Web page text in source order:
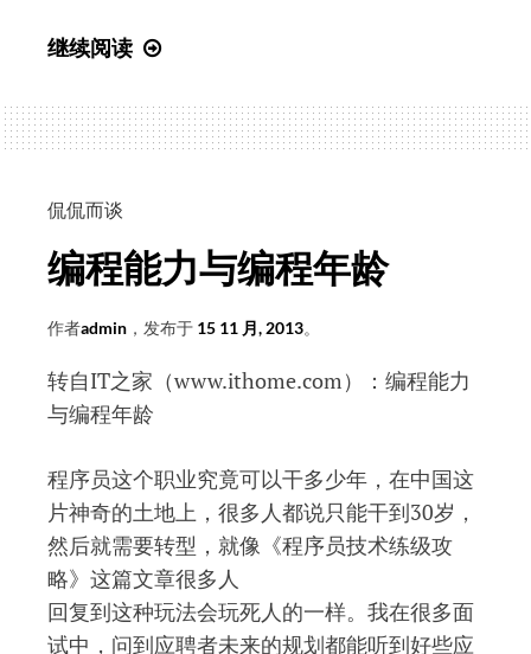
继续阅读
几
个
meta
签
侃侃而谈
编程能力与编程年龄
作者admin ，发布于 15 11 月, 2013。
转自IT之家 （www.ithome.com）：编程能力
与编程年龄
程序员这个职业究竟可以干多少年，在中国这
片神奇的土地上，很多人都说只能干到30岁，
然后就需要转型，就像《程序员技术练级攻
略》这篇文章很多人
回复到这种玩法会玩死人的一样。我在很多面
试中，问到应聘者未来的规划都能听到好些应